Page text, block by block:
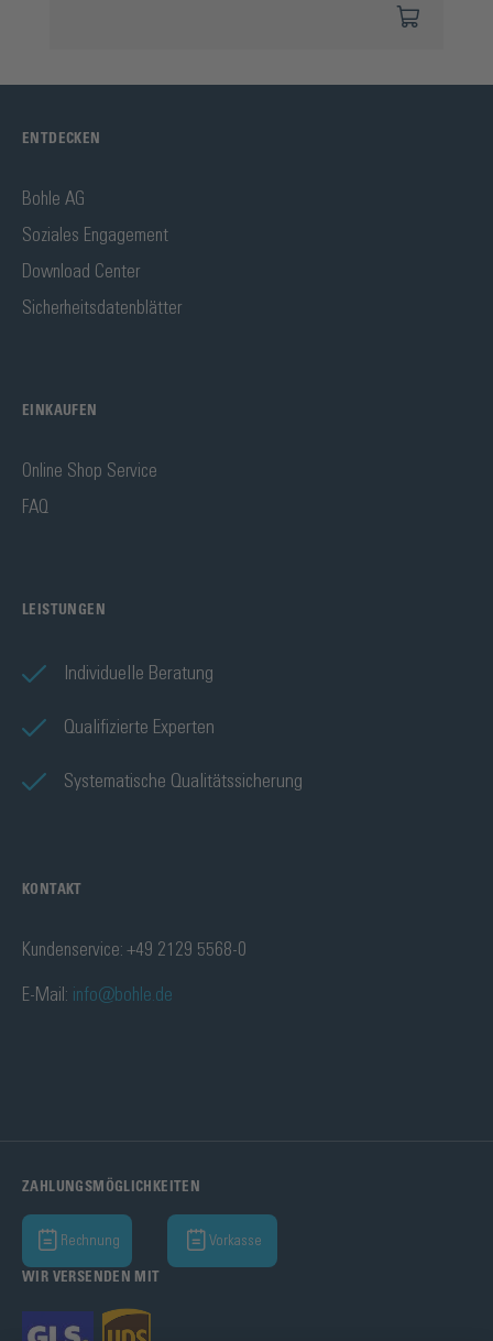
ENTDECKEN
Bohle AG
Soziales Engagement
Download Center
Sicherheitsdatenblätter
EINKAUFEN
Online Shop Service
FAQ
LEISTUNGEN
Individuelle Beratung
Qualifizierte Experten
Systematische Qualitätssicherung
KONTAKT
Kundenservice: +49 2129 5568-0
E-Mail: info@bohle.de
ZAHLUNGSMÖGLICHKEITEN
Rechnung Vorkasse
WIR VERSENDEN MIT